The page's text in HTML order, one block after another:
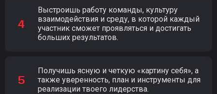
Выстроишь работу команды, культуру
взаимодействия и среду, в которой каждый
участник сможет проявляться и достигать
больших результатов.
Получишь ясную и четкую «картину себя», а
также уверенность, план и инструменты для
реализации твоего лидерства.